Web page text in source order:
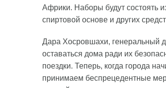
Африки. Наборы будут состоять
спиртовой основе и других
Дара Хосровшахи, генеральный
оставаться дома ради их
поездки. Теперь, когда города
принимаем беспрецедентные